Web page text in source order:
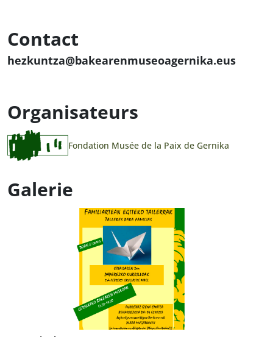
Contact
hezkuntza@bakearenmuseoagernika.eus
Organisateurs
Fondation Musée de la Paix de Gernika
Galerie